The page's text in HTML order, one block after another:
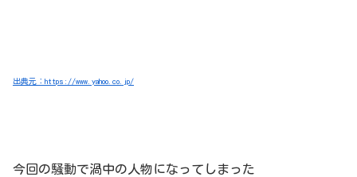
出典元：https://www.yahoo.co.jp/
今回の騒動で渦中の人物になってしまった